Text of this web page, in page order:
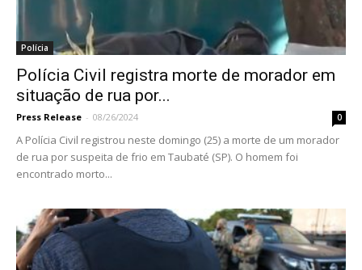
Polícia
Polícia Civil registra morte de morador em
situação de rua por...
Press Release - 08/26/2024 0
A Polícia Civil registrou neste domingo (25) a morte de um morador
de rua por suspeita de frio em Taubaté (SP). O homem foi
encontrado morto...